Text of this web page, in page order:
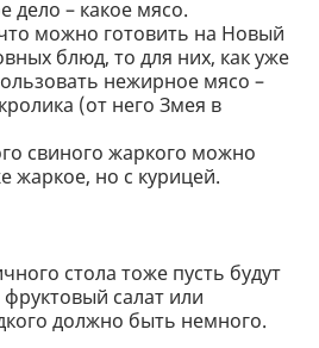
дело – какое мясо.
можно готовить на Новый
блюд, то для них, как уже
нежирное мясо –
(от него Змея в
свиного жаркого можно
жаркое, но с курицей.
стола тоже пусть будут
салат или
должно быть немного.